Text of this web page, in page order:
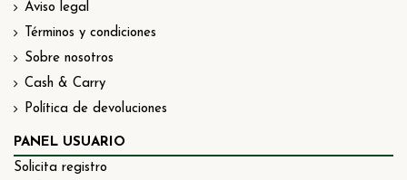
Aviso legal
Términos y condiciones
Sobre nosotros
Cash & Carry
Política de devoluciones
PANEL USUARIO
Solicita registro